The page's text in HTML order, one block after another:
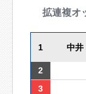
拡連複オ
1 中
2
3